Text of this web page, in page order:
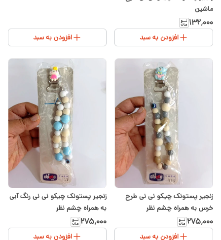
ماشین
۱۳۲٬۰۰۰
افزودن به سبد افزودن به سبد
زنجیر پستونک چیکو نی نی طرح
خرس به همراه چشم نظر
۲۷۵٬۰۰۰
افزودن به سبد
زنجیر پستونک چیکو نی نی رنگ آبی
به همراه چشم نظر
۲۷۵٬۰۰۰
افزودن به سبد